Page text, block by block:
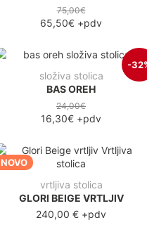
75,00€
65,50€ +pdv
-
složiva stolica
BAS OREH
24,00€
16,30€ +pdv
NOVO
vrtljiva stolica
GLORI BEIGE VRTLJIV
240,00 € +pdv